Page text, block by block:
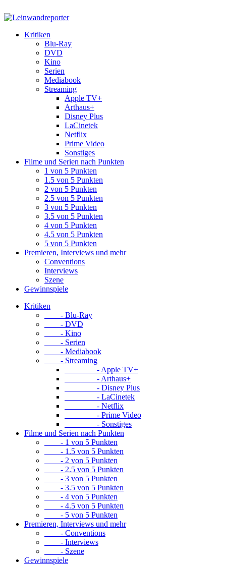
Kritiken
Blu-Ray
DVD
Kino
Serien
Mediabook
Streaming
Apple TV+
Arthaus+
Disney Plus
LaCinetek
Netflix
Prime Video
Sonstiges
Filme und Serien nach Punkten
1 von 5 Punkten
1.5 von 5 Punkten
2 von 5 Punkten
2.5 von 5 Punkten
3 von 5 Punkten
3.5 von 5 Punkten
4 von 5 Punkten
4.5 von 5 Punkten
5 von 5 Punkten
Premieren, Interviews und mehr
Conventions
Interviews
Szene
Gewinnspiele
Kritiken
- Blu-Ray
- DVD
- Kino
- Serien
- Mediabook
- Streaming
- Apple TV+
- Arthaus+
- Disney Plus
- LaCinetek
- Netflix
- Prime Video
- Sonstiges
Filme und Serien nach Punkten
- 1 von 5 Punkten
- 1.5 von 5 Punkten
- 2 von 5 Punkten
- 2.5 von 5 Punkten
- 3 von 5 Punkten
- 3.5 von 5 Punkten
- 4 von 5 Punkten
- 4.5 von 5 Punkten
- 5 von 5 Punkten
Premieren, Interviews und mehr
- Conventions
- Interviews
- Szene
Gewinnspiele